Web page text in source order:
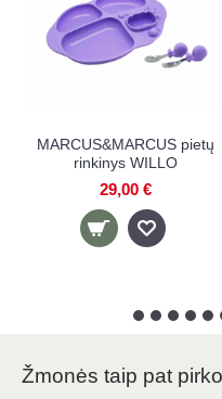
šaukšto ir
rinkinys mažam
Žmonės taip pat pirko